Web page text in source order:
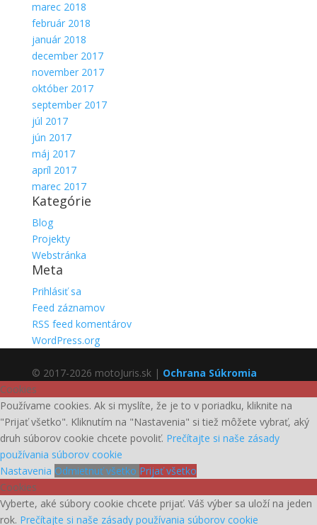
marec 2018
február 2018
január 2018
december 2017
november 2017
október 2017
september 2017
júl 2017
jún 2017
máj 2017
apríl 2017
marec 2017
Kategórie
Blog
Projekty
Webstránka
Meta
Prihlásiť sa
Feed záznamov
RSS feed komentárov
WordPress.org
© 2017-2026 motoJuris.sk | Ochrana Súkromia
Cookies
Používame cookies. Ak si myslíte, že je to v poriadku, kliknite na
"Prijať všetko". Kliknutím na "Nastavenia" si tiež môžete vybrať, aký
druh súborov cookie chcete povoliť. Prečítajte si naše zásady
používania súborov cookie
Nastavenia Odmietnuť všetko Prijať všetko
Cookies
Vyberte, aké súbory cookie chcete prijať. Váš výber sa uloží na jeden
rok. Prečítajte si naše zásady používania súborov cookie